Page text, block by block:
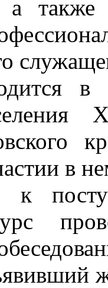
а также
в
в
к